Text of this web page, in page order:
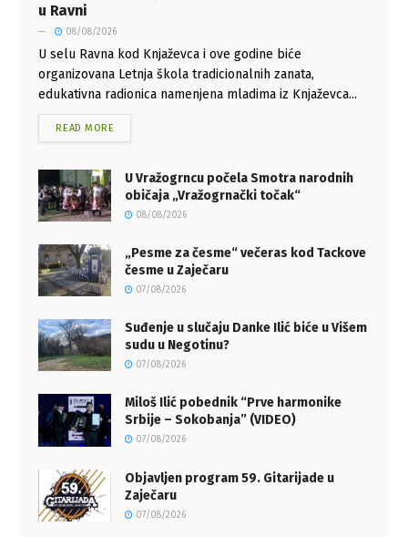
u Ravni
08/08/2026
U selu Ravna kod Knjaževca i ove godine biće
organizovana Letnja škola tradicionalnih zanata,
edukativna radionica namenjena mladima iz Knjaževca...
READ MORE
U Vražogrncu počela Smotra narodnih
običaja „Vražogrnački točak“
08/08/2026
„Pesme za česme“ večeras kod Tackove
česme u Zaječaru
07/08/2026
Suđenje u slučaju Danke Ilić biće u Višem
sudu u Negotinu?
07/08/2026
Miloš Ilić pobednik “Prve harmonike
Srbije – Sokobanja” (VIDEO)
07/08/2026
Objavljen program 59. Gitarijade u
Zaječaru
07/08/2026